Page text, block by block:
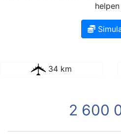
helpen
34 km
2 600